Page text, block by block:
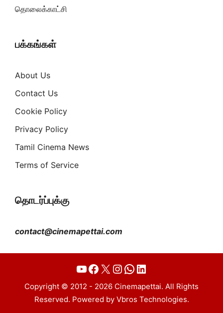
தொலைக்காட்சி
பக்கங்கள்
About Us
Contact Us
Cookie Policy
Privacy Policy
Tamil Cinema News
Terms of Service
தொடர்ப்புக்கு
contact@cinemapettai.com
YouTube
Facebook
X Instagram
WhatsApp
LinkedIn
Copyright © 2012 - 2026 Cinemapettai. All Rights
Reserved. Powered by Vbros Technologies.